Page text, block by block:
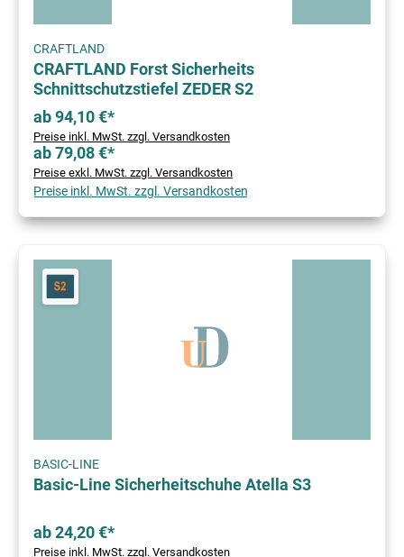
CRAFTLAND
CRAFTLAND Forst Sicherheits
Schnittschutzstiefel ZEDER S2
ab 94,10 €*
Preise inkl. MwSt. zzgl. Versandkosten
ab 79,08 €*
Preise exkl. MwSt. zzgl. Versandkosten
Preise inkl. MwSt. zzgl. Versandkosten
BASIC-LINE
Basic-Line Sicherheitschuhe Atella S3
ab 24,20 €*
Preise inkl. MwSt. zzgl. Versandkosten